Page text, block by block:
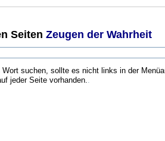
Seiten Zeugen der Wahrheit
Wort suchen, sollte es nicht links in der
jeder Seite vorhanden.